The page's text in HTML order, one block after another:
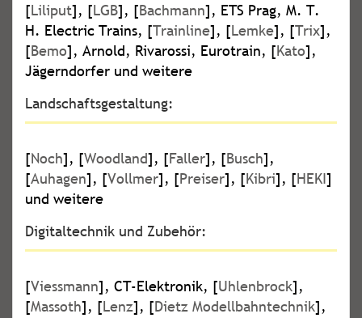
[Liliput], [LGB], [Bachmann], ETS Prag, M. T.
H. Electric Trains, [Trainline], [Lemke], [Trix],
[Bemo], Arnold, Rivarossi, Eurotrain, [Kato],
Jägerndorfer und weitere
Landschaftsgestaltung:
[Noch], [Woodland], [Faller], [Busch],
[Auhagen], [Vollmer], [Preiser], [Kibri], [HEKI]
und weitere
Digitaltechnik und Zubehör:
[Viessmann], CT-Elektronik, [Uhlenbrock],
[Massoth], [Lenz], [Dietz Modellbahntechnik],